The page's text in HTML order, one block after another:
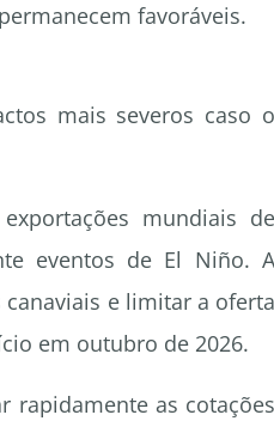
favoráveis.
mais severos caso o
mundiais de
eventos de El Niño. A
e limitar a oferta
em outubro de 2026.
rapidamente as cotações